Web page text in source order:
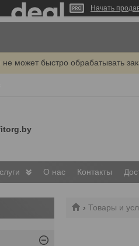
Начать
может быстро обрабатывать
О нас Контакты
Товары и